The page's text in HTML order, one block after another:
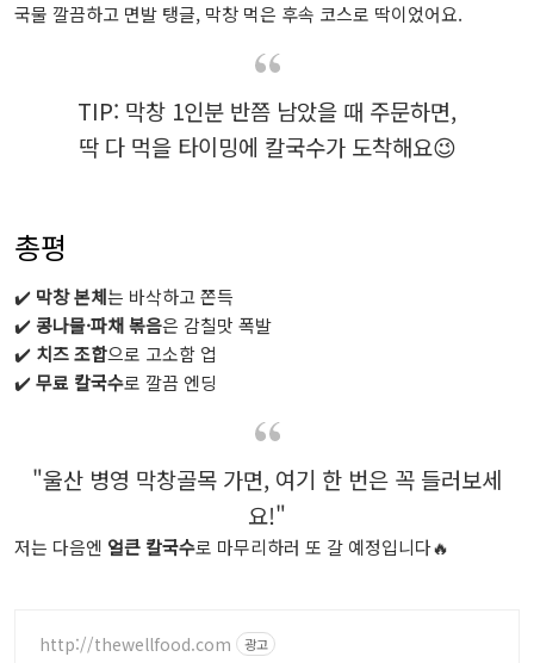
국물 깔끔하고 면발 탱글, 막창 먹은 후속 코스로 딱이었어요.
TIP: 막창 1인분 반쯤 남았을 때 주문하면,
딱 다 먹을 타이밍에 칼국수가 도착해요😉
총평
✔️ 막창 본체는 바삭하고 쫀득
✔️콩나물·파채 볶음은 감칠맛 폭발
✔️ 치즈 조합으로 고소함 업
✔️무료 칼국수로 깔끔 엔딩
"울산 병영 막창골목 가면, 여기 한 번은 꼭 들러보세
요!"
저는 다음엔 얼큰 칼국수로 마무리하러 또 갈 예정입니다🔥
http://thewellfood.com 광고